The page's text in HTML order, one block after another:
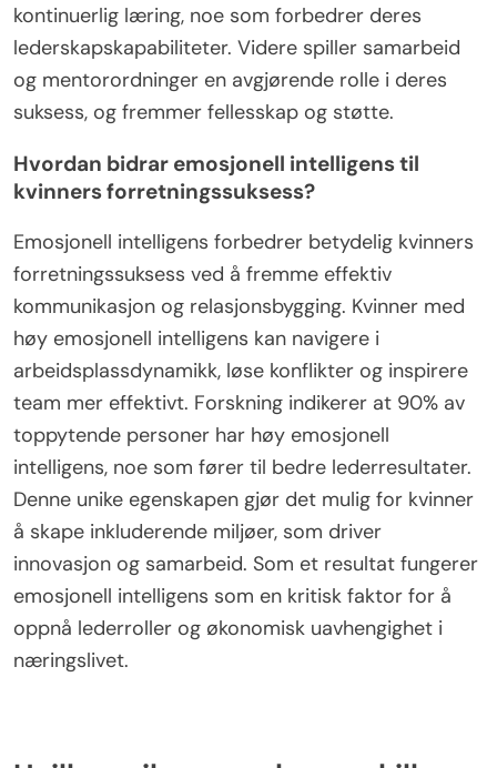
som motstandskraft, tilpasningsevne og sterke
nettverksferdigheter. De har en tendens til å være
målrettede, selvsikre og villige til å ta kalkulerte
risikoer. Disse egenskapene gjør dem i stand til å
muligheter for vekst. Forskning viser at 70% av
suksessrike kvinnelige gründere prioriterer
kontinuerlig læring, noe som forbedrer deres
lederskapskapabiliteter. Videre spiller samarbeid
og mentorordninger en avgjørende rolle i deres
suksess, og fremmer fellesskap og støtte.
Hvordan bidrar emosjonell intelligens til
kvinners forretningssuksess?
Emosjonell intelligens forbedrer betydelig kvinners
forretningssuksess ved å fremme effektiv
kommunikasjon og relasjonsbygging. Kvinner med
høy emosjonell intelligens kan navigere i
arbeidsplassdynamikk, løse konflikter og inspirere
team mer effektivt. Forskning indikerer at 90% av
toppytende personer har høy emosjonell
å skape inkluderende miljøer, som driver